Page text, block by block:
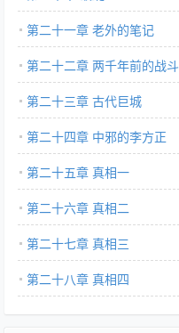
第二十一章 老外的笔记
第二十二章 两千年前的战斗
第二十三章 古代巨城
第二十四章 中邪的李方正
第二十五章 真相一
第二十六章 真相二
第二十七章 真相三
第二十八章 真相四